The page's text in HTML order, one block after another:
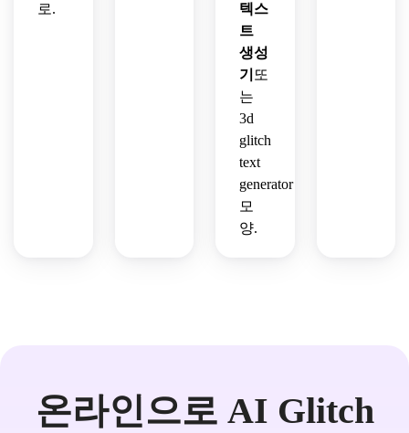
로.
텍스
트
생성
기 또
는
3d
glitch
text
generator
모
양.
온라인으로 AI Glitch